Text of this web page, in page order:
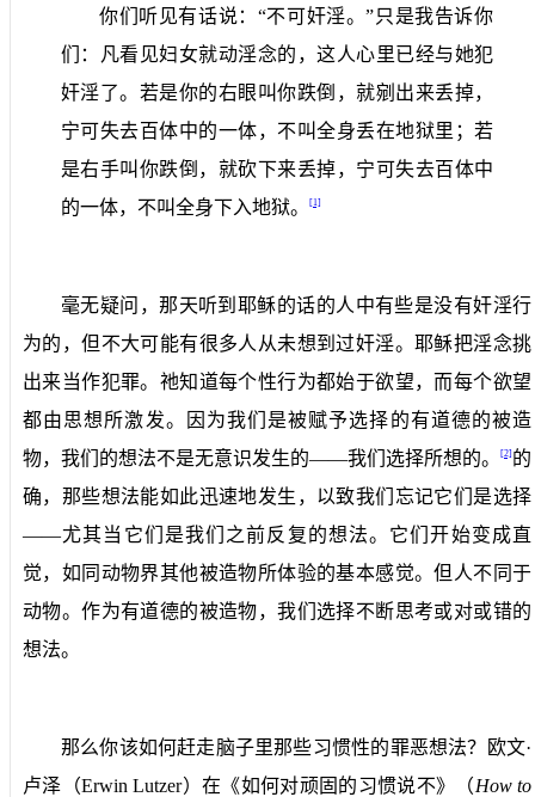
你们听见有话说：“不可奸淫。”只是我告诉你
们：凡看见妇女就动淫念的，这人心里已经与她犯
奸淫了。若是你的右眼叫你跌倒，就剜出来丢掉，
宁可失去百体中的一体，不叫全身丢在地狱里；若
是右手叫你跌倒，就砍下来丢掉，宁可失去百体中
的一体，不叫全身下入地狱。
[1]
毫无疑问，那天听到耶稣的话的人中有些是没有奸淫行
为的，但不大可能有很多人从未想到过奸淫。耶稣把淫念挑
出来当作犯罪。祂知道每个性行为都始于欲望，而每个欲望
都由思想所激发。因为我们是被赋予选择的有道德的被造
物，我们的想法不是无意识发生的——我们选择所想的。
[2] 的
确，那些想法能如此迅速地发生，以致我们忘记它们是选择
——尤其当它们是我们之前反复的想法。它们开始变成直
觉，如同动物界其他被造物所体验的基本感觉。但人不同于
动物。作为有道德的被造物，我们选择不断思考或对或错的
想法。
那么你该如何赶走脑子里那些习惯性的罪恶想法？欧文·
卢泽（Erwin Lutzer）在《如何对顽固的习惯说不》（How to